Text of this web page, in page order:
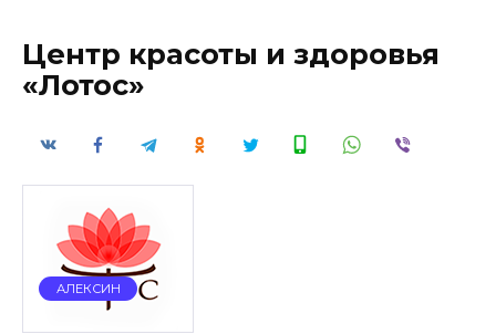
Центр красоты и здоровья
«Лотос»
АЛЕКСИН